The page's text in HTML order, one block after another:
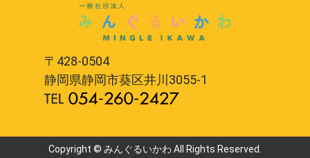
〒428-0504
静岡県静岡市葵区井川3055-1
Copyright © みんぐるいかわ All Rights Reserved.